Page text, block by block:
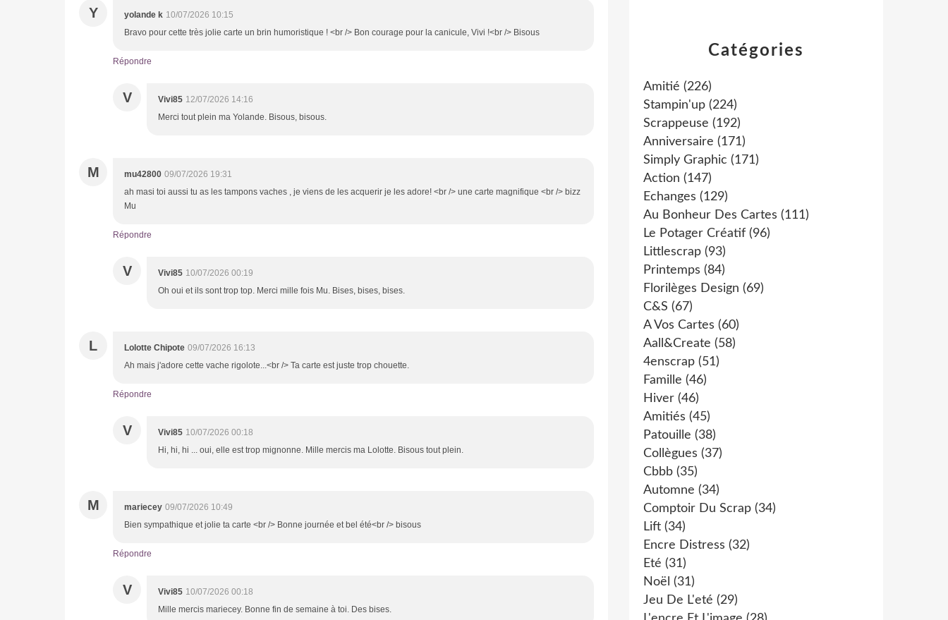
Y yolande k 10/07/2026 10:15
Bravo pour cette très jolie carte un brin humoristique ! <br /> Bon courage pour la canicule, Vivi !<br /> Bisous
Répondre
V Vivi85 12/07/2026 14:16
Merci tout plein ma Yolande. Bisous, bisous.
M mu42800 09/07/2026 19:31
ah masi toi aussi tu as les tampons vaches , je viens de les acquerir je les adore! <br /> une carte magnifique <br /> bizz
Mu
Répondre
V Vivi85 10/07/2026 00:19
Oh oui et ils sont trop top. Merci mille fois Mu. Bises, bises, bises.
L Lolotte Chipote 09/07/2026 16:13
Ah mais j'adore cette vache rigolote...<br /> Ta carte est juste trop chouette.
Répondre
V Vivi85 10/07/2026 00:18
Hi, hi, hi ... oui, elle est trop mignonne. Mille mercis ma Lolotte. Bisous tout plein.
M mariecey 09/07/2026 10:49
Bien sympathique et jolie ta carte <br /> Bonne journée et bel été<br /> bisous
Répondre
V Vivi85 10/07/2026 00:18
Mille mercis mariecey. Bonne fin de semaine à toi. Des bises.
Catégories
Amitié (226)
Stampin'up (224)
Scrappeuse (192)
Anniversaire (171)
Simply Graphic (171)
Action (147)
Echanges (129)
Au Bonheur Des Cartes (111)
Le Potager Créatif (96)
Littlescrap (93)
Printemps (84)
Florilèges Design (69)
C&s (67)
A Vos Cartes (60)
Aall&create (58)
4enscrap (51)
Famille (46)
Hiver (46)
Amitiés (45)
Patouille (38)
Collègues (37)
Cbbb (35)
Automne (34)
Comptoir Du Scrap (34)
Lift (34)
Encre Distress (32)
Eté (31)
Noël (31)
Jeu De L'eté (29)